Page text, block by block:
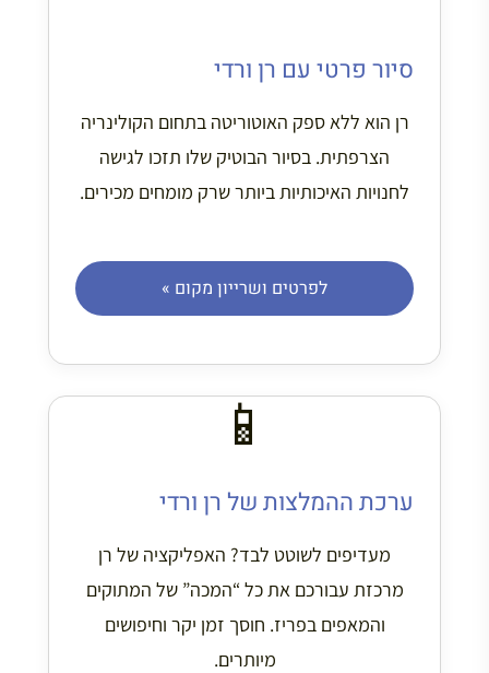
סיור פרטי עם רן ורדי
רן הוא ללא ספק האוטוריטה בתחום הקולינריה
הצרפתית. בסיור הבוטיק שלו תזכו לגישה
לחנויות האיכותיות ביותר שרק מומחים מכירים.
לפרטים ושרייון מקום »
📱
ערכת ההמלצות של רן ורדי
מעדיפים לשוטט לבד? האפליקציה של רן
מרכזת עבורכם את כל “המכה” של המתוקים
והמאפים בפריז. חוסך זמן יקר וחיפושים
מיותרים.